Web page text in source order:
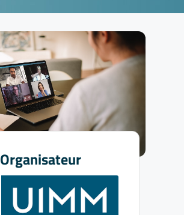
Organisateur